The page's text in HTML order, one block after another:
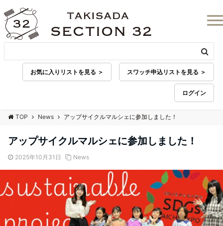
お気に入りリストを見る ＞ スワッチ申込リストを見る ＞
ログイン
TOP News アップサイクルマルシェに参加しました！
アップサイクルマルシェに参加しました！
2025年10月31日 News